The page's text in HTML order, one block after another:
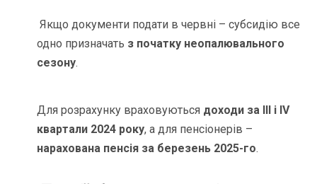
Якщо документи подати в червні – субсидію все
одно призначать з початку неопалювального
сезону.
Для розрахунку враховуються доходи за ІІІ і IV
квартали 2024 року, а для пенсіонерів –
нарахована пенсія за березень 2025-го.